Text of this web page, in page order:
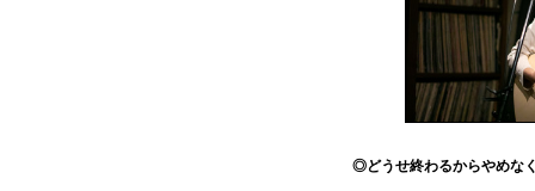
◎どうせ終わるからやめな